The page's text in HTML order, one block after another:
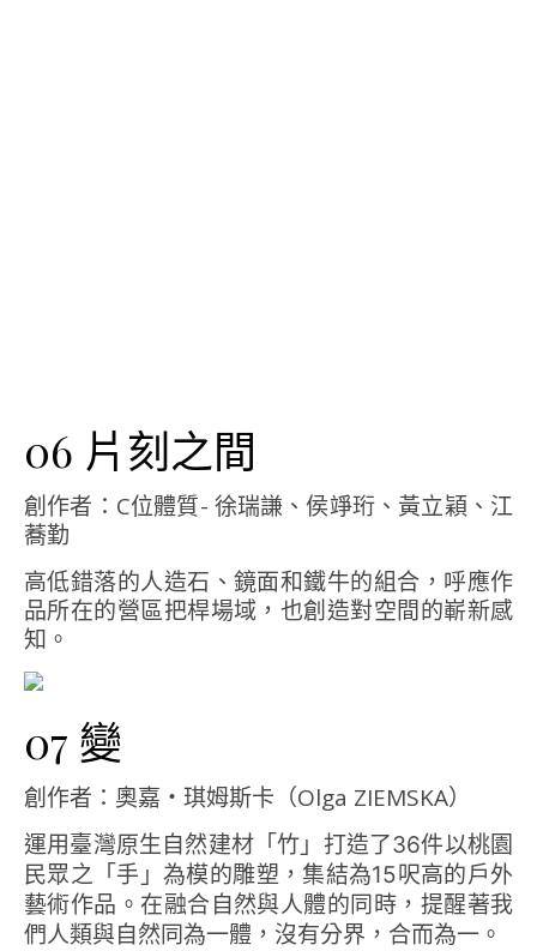
06 片刻之間
創作者：C位體質- 徐瑞謙、侯竫珩、黃立穎、江
蕎勤
高低錯落的人造石、鏡面和鐵牛的組合，呼應作
品所在的營區把桿場域，也創造對空間的嶄新感
知。
07 變
創作者：奧嘉‧琪姆斯卡（Olga ZIEMSKA）
運用臺灣原生自然建材「竹」打造了36件以桃園
民眾之「手」為模的雕塑，集結為15呎高的戶外
藝術作品。在融合自然與人體的同時，提醒著我
們人類與自然同為一體，沒有分界，合而為一。